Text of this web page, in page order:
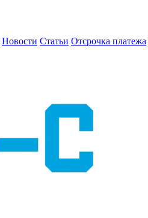
Новости Статьи Отсрочка платежа